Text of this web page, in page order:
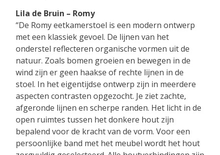
Lila de Bruin – Romy
“De Romy eetkamerstoel is een modern ontwerp
met een klassiek gevoel. De lijnen van het
onderstel reflecteren organische vormen uit de
natuur. Zoals bomen groeien en bewegen in de
wind zijn er geen haakse of rechte lijnen in de
stoel. In het eigentijdse ontwerp zijn in meerdere
aspecten contrasten opgezocht. Je ziet zachte,
afgeronde lijnen en scherpe randen. Het licht in de
open ruimtes tussen het donkere hout zijn
bepalend voor de kracht van de vorm. Voor een
persoonlijke band met het meubel wordt het hout